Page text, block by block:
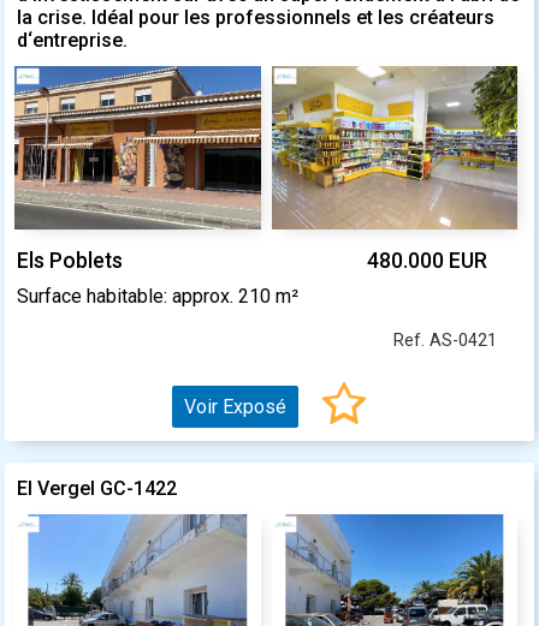
la crise. Idéal pour les professionnels et les créateurs
d‘entreprise.
Els Poblets 480.000 EUR
Surface habitable: approx. 210 m²
Ref. AS-0421
Voir Exposé
El Vergel GC-1422